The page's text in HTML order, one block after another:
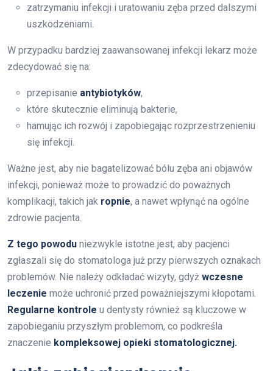
zatrzymaniu infekcji i uratowaniu zęba przed dalszymi
uszkodzeniami.
W przypadku bardziej zaawansowanej infekcji lekarz może
zdecydować się na:
przepisanie antybiotyków,
które skutecznie eliminują bakterie,
hamując ich rozwój i zapobiegając rozprzestrzenieniu
się infekcji.
Ważne jest, aby nie bagatelizować bólu zęba ani objawów
infekcji, ponieważ może to prowadzić do poważnych
komplikacji, takich jak ropnie, a nawet wpłynąć na ogólne
zdrowie pacjenta.
Z tego powodu niezwykle istotne jest, aby pacjenci
zgłaszali się do stomatologa już przy pierwszych oznakach
problemów. Nie należy odkładać wizyty, gdyż wczesne
leczenie może uchronić przed poważniejszymi kłopotami.
Regularne kontrole u dentysty również są kluczowe w
zapobieganiu przyszłym problemom, co podkreśla
znaczenie kompleksowej opieki stomatologicznej.